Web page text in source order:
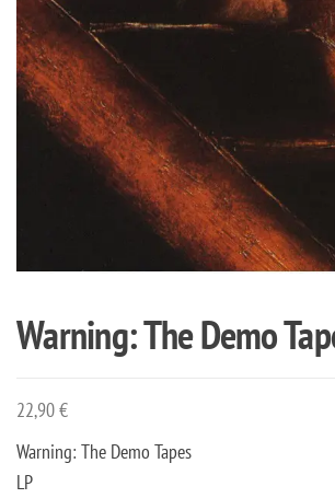
Warning: The Demo
22,90€
Warning: The Demo Tapes
LP